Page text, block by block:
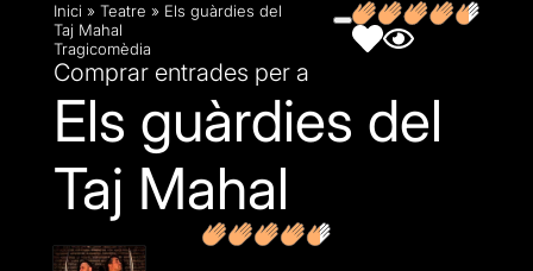
Inici » Teatre » Els guàrdies del
Taj Mahal
Tragicomèdia
Comprar entrades per a
Els guàrdies del
Taj Mahal